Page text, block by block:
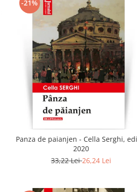
-21%
Panza de paianjen - Cella Serghi,
2020
33,22 Lei26,24 Lei